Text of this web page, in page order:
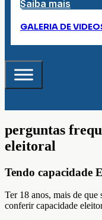
Saiba mais
GALERIA DE
perguntas
eleitoral
Tendo capacidade
Ter 18 anos, mais de
conferir capacidade